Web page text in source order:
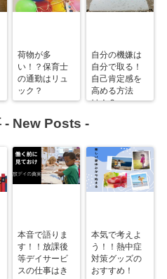
荷物が多
い！？保育士
の通勤はリュ
ック？
自分の機嫌は
自分で取る！
自己肯定感を
高める方法
は！？
- New Posts -
本音で語りま
す！！放課後
等デイサービ
スの仕事はき
本気で考えよ
う！！熱中症
対策グッズの
おすすめ！